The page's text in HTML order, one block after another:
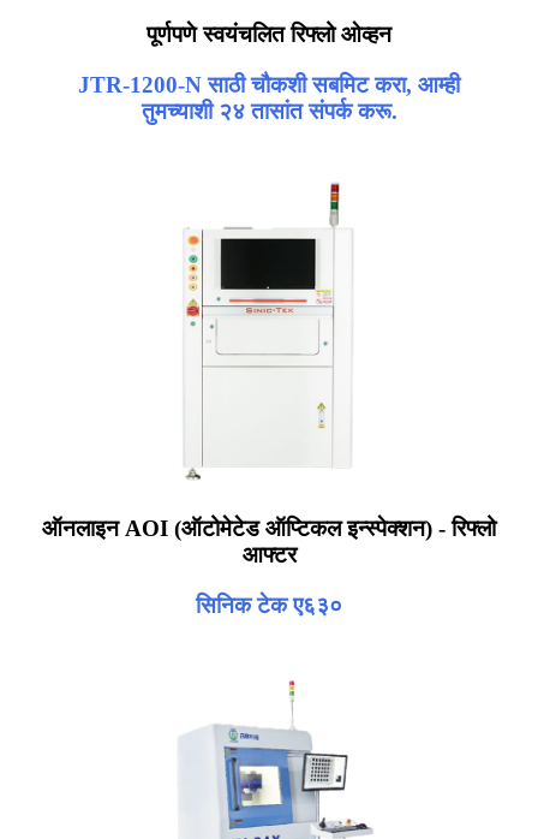
पूर्णपणे स्वयंचलित रिफ्लो ओव्हन
JTR-1200-N साठी चौकशी सबमिट करा, आम्ही
तुमच्याशी २४ तासांत संपर्क करू.
ऑनलाइन AOI (ऑटोमेटेड ऑप्टिकल इन्स्पेक्शन) - रिफ्लो
आफ्टर
सिनिक टेक ए६३०